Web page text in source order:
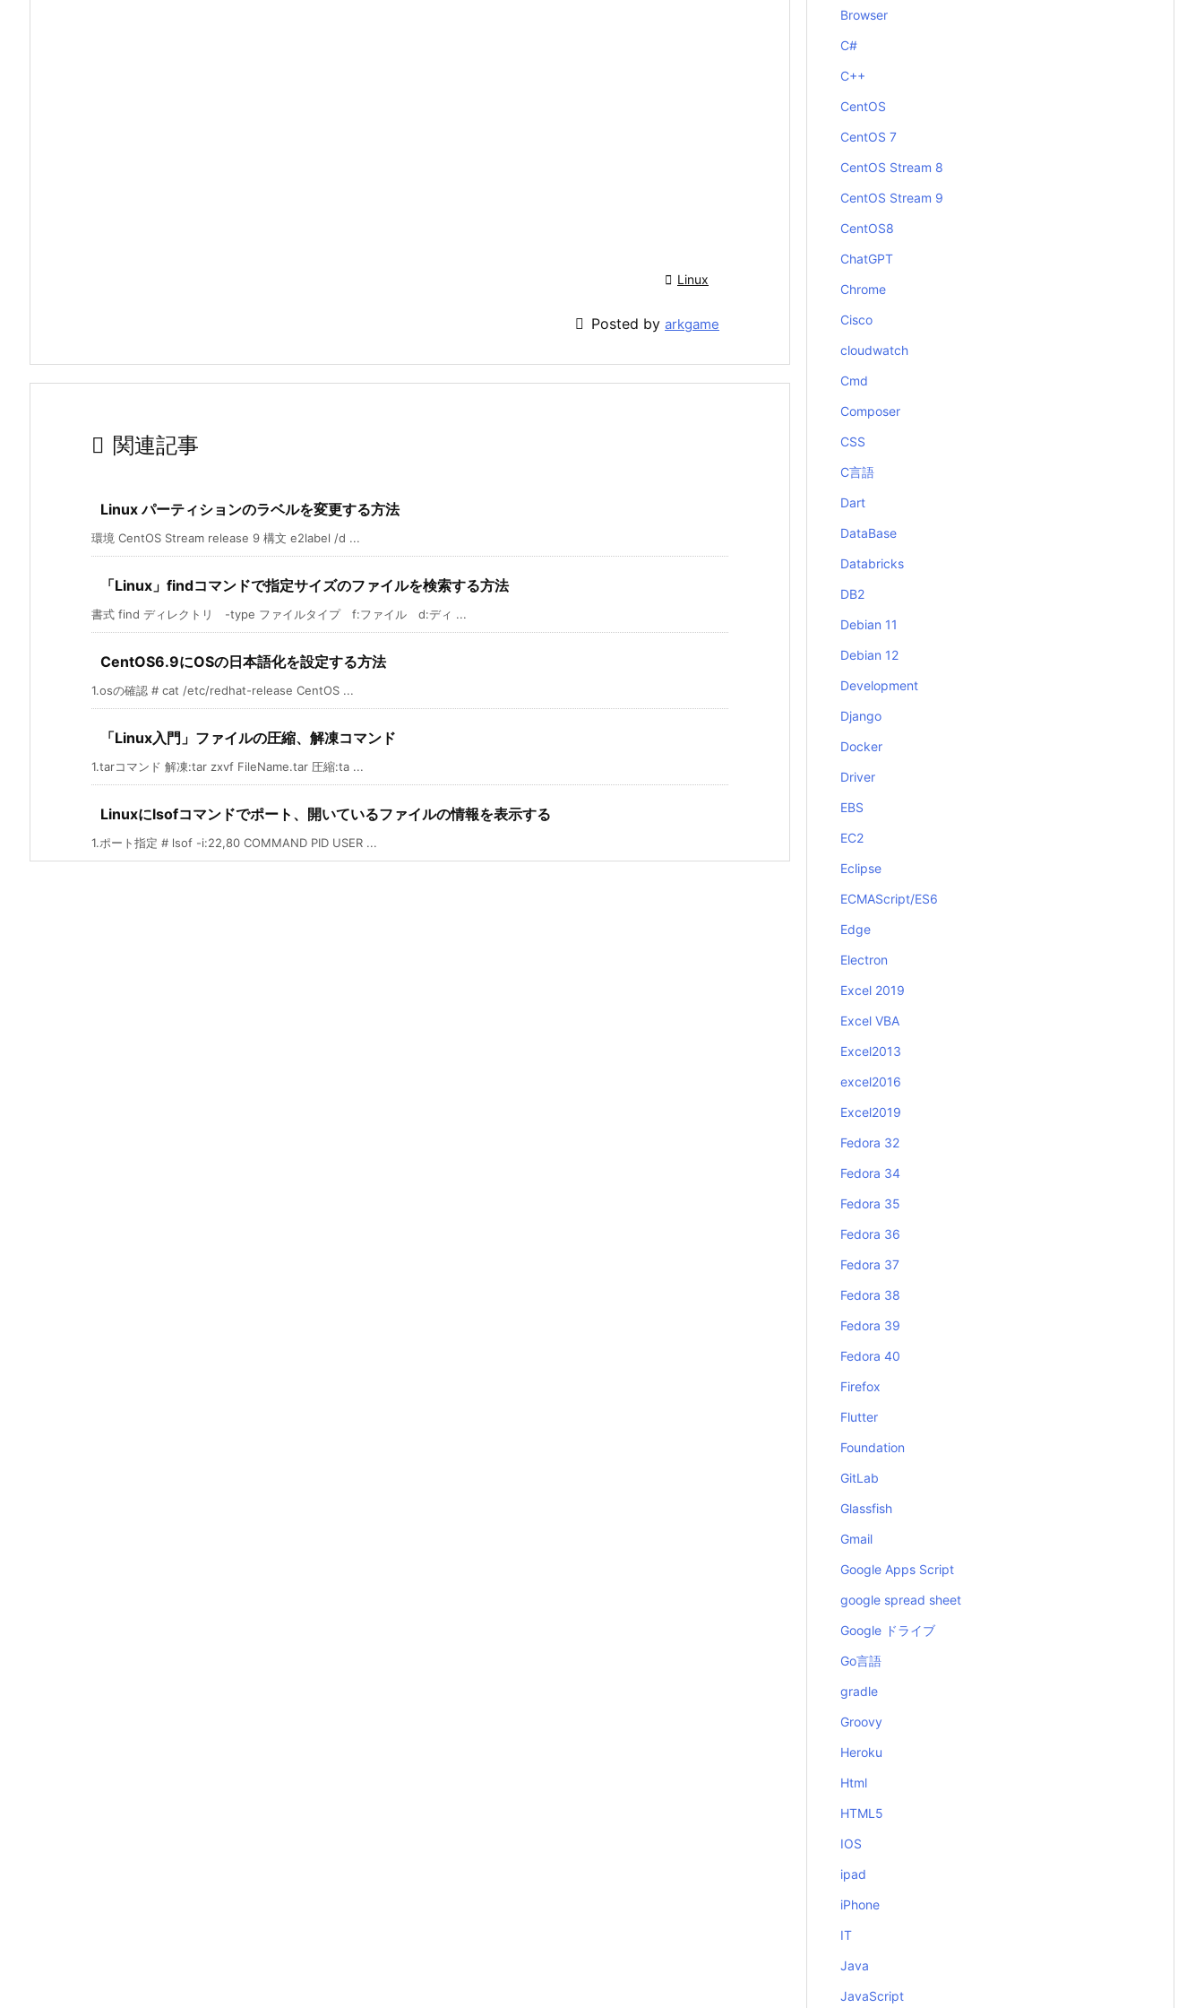
 Linux
 Posted by arkgame
 関連記事
Linux パーティションのラベルを変更する方法
環境 CentOS Stream release 9 構文 e2label /d ...
「Linux」findコマンドで指定サイズのファイルを検索する方法
書式 find ディレクトリ -type ファイルタイプ f:ファイル d:ディ ...
CentOS6.9にOSの日本語化を設定する方法
1.osの確認 # cat /etc/redhat-release CentOS ...
「Linux入門」ファイルの圧縮、解凍コマンド
1.tarコマンド 解凍:tar zxvf FileName.tar 圧縮:ta ...
Linuxにlsofコマンドでポート、開いているファイルの情報を表示する
1.ポート指定 # lsof -i:22,80 COMMAND PID USER ...
Browser
C#
C++
CentOS
CentOS 7
CentOS Stream 8
CentOS Stream 9
CentOS8
ChatGPT
Chrome
Cisco
cloudwatch
Cmd
Composer
CSS
C言語
Dart
DataBase
Databricks
DB2
Debian 11
Debian 12
Development
Django
Docker
Driver
EBS
EC2
Eclipse
ECMAScript/ES6
Edge
Electron
Excel 2019
Excel VBA
Excel2013
excel2016
Excel2019
Fedora 32
Fedora 34
Fedora 35
Fedora 36
Fedora 37
Fedora 38
Fedora 39
Fedora 40
Firefox
Flutter
Foundation
GitLab
Glassfish
Gmail
Google Apps Script
google spread sheet
Google ドライブ
Go言語
gradle
Groovy
Heroku
Html
HTML5
IOS
ipad
iPhone
IT
Java
JavaScript